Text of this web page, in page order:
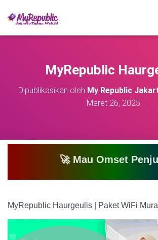
MyRepublic
Dipublikasikan oleh My Republic
Maret 26, 2025
🚀 Mau Omset Penjualan
MyRepublic Haurgeulis | Paket WiFi